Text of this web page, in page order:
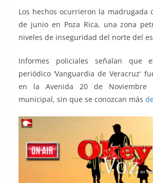
Los hechos ocurrieron la madrugada
de junio en Poza Rica, una zona
niveles de inseguridad del norte del
Informes policiales señalan que
periódico ‘Vanguardia de Veracruz‘
en la Avenida 20 de Noviembre
municipal, sin que se conozcan más